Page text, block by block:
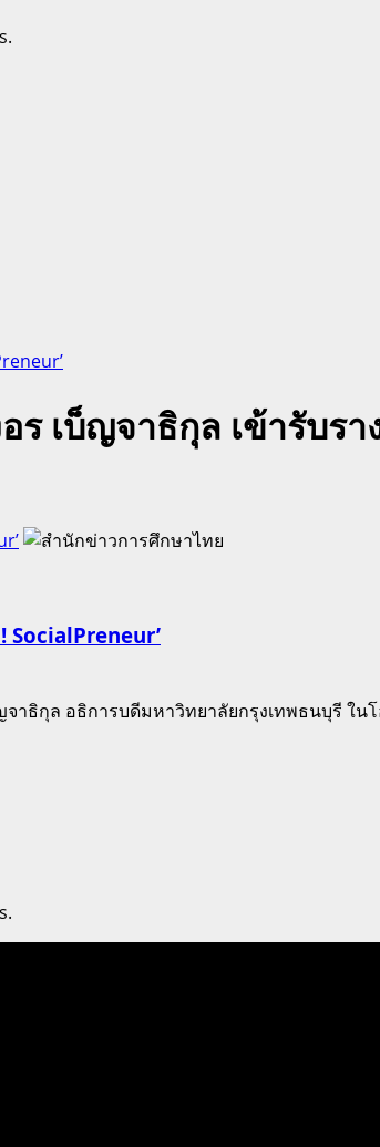
เบ็ญจาธิกุล เข้ารับราง
SocialPreneur’
กุล อธิการบดีมหาวิทยาลัยกรุงเทพธนบุรี ในโอ